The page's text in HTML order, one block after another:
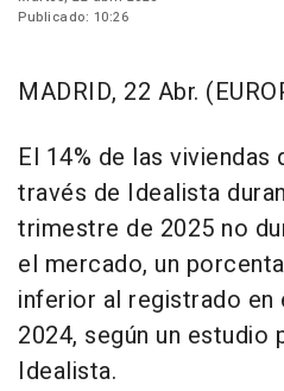
Publicado: 10:26
MADRID, 22 Abr.
El 14% de las
través de Idealista
trimestre de 2025 no
el mercado, un
inferior al registrado
2024, según un estudio
Idealista.